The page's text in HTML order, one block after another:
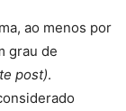
ao menos por
grau de
post).